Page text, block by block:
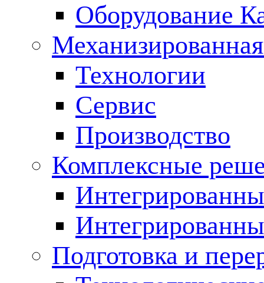
Оборудование
Технологии
Сервис
Производство
Комплексные
Подготовка и